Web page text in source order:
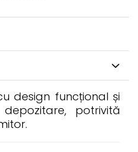
design funcțional și
potrivită